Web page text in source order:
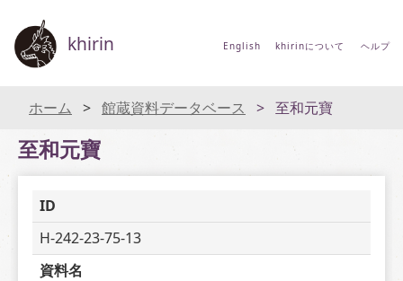
khirin English khirinについて ヘルプ
ホーム 館蔵資料データベース 至和元寶
至和元寶
ID
H-242-23-75-13
資料名